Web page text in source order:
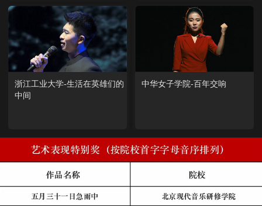
浙江工业大学-生活在英雄们的
中间
中华女子学院-百年交响